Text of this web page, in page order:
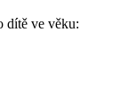
dítě ve věku: